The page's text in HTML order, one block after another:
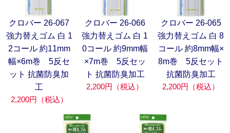
クロバー 26-067
強力替えゴム 白 1
2コール 約11mm
幅×6m巻 5反セ
ット 抗菌防臭加
工
2,200円（税込）
クロバー 26-066
強力替えゴム 白 1
0コール 約9mm幅
×7m巻 5反セッ
ト 抗菌防臭加工
2,200円（税込）
クロバー 26-065
強力替えゴム 白 8
コール 約8mm幅×
8m巻 5反セット
抗菌防臭加工
2,200円（税込）